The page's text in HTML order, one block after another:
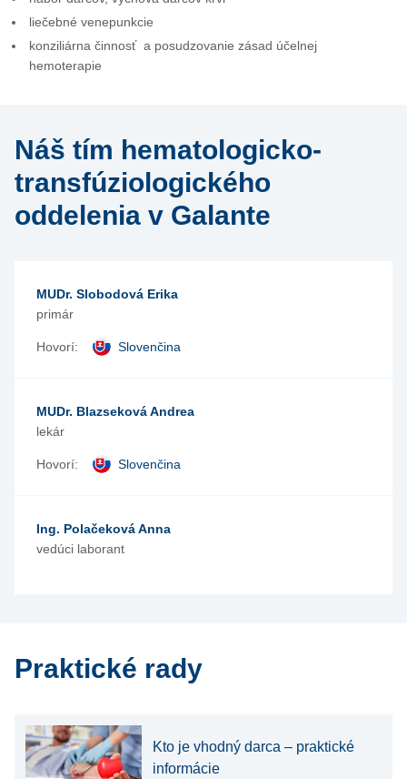
liečebné venepunkcie
konziliárna činnosť a posudzovanie zásad účelnej
hemoterapie
Náš tím hematologicko-
transfúziologického
oddelenia v Galante
MUDr. Slobodová Erika
primár
Hovorí: Slovenčina
MUDr. Blazseková Andrea
lekár
Hovorí: Slovenčina
Ing. Polačeková Anna
vedúci laborant
Praktické rady
Kto je vhodný darca – praktické
informácie